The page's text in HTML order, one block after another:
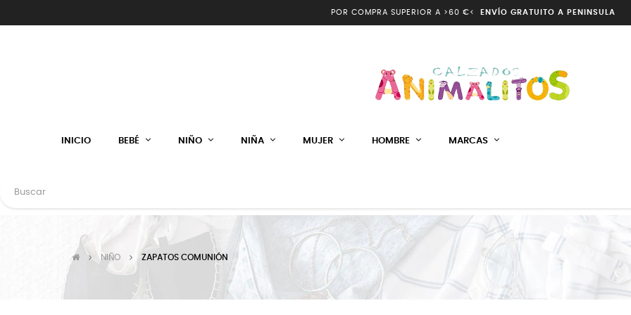
POR COMPRA SUPERIOR A >60 €< ENVÍO GRATUITO A PENINSULA
INICIO BEBÉ NIÑO NIÑA MUJER HOMBRE MARCAS
NIÑO ZAPATOS COMUNIÓN